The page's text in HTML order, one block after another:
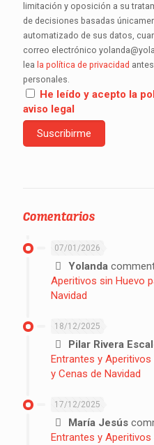
limitación y oposición a su
de decisiones basadas
automatizado de sus datos,
correo electrónico
lea la política de privacidad
personales.
He leído y acepto la
aviso legal
Comentarios
07/01/2026
Yolanda
Aperitivos sin Huevo
Navidad
18/12/2025
Pilar Rivera
Entrantes y
y Cenas de Navidad
17/12/2025
María Jesús
Entrantes y